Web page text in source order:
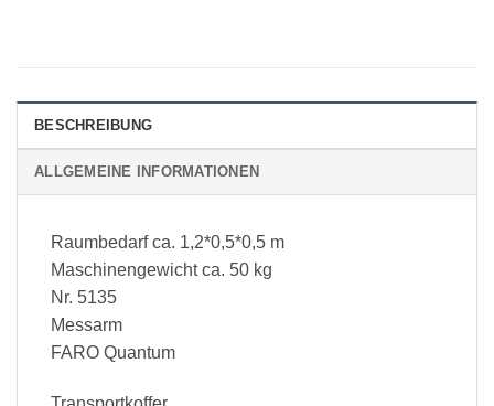
BESCHREIBUNG
ALLGEMEINE INFORMATIONEN
Raumbedarf ca. 1,2*0,5*0,5 m
Maschinengewicht ca. 50 kg
Nr. 5135
Messarm
FARO Quantum